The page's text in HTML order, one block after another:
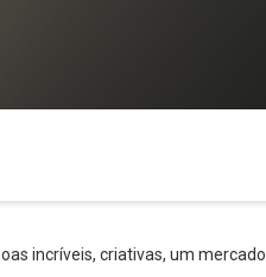
incríveis, criativas, um